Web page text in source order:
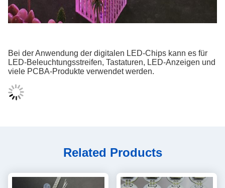
Bei der Anwendung der digitalen LED-Chips kann es für
LED-Beleuchtungsstreifen, Tastaturen, LED-Anzeigen und
viele PCBA-Produkte verwendet werden.
Related Products